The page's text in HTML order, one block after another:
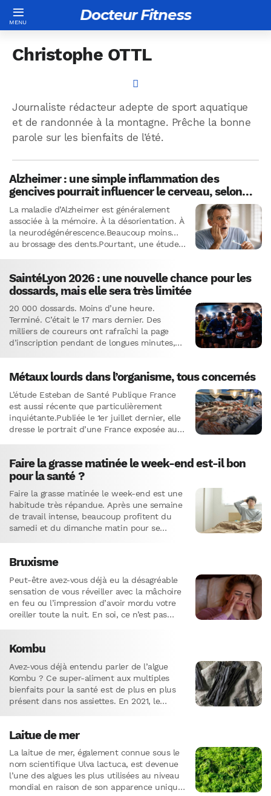
Docteur Fitness
Christophe OTTL
Journaliste rédacteur adepte de sport aquatique
et de randonnée à la montagne. Prêche la bonne
parole sur les bienfaits de l’été.
Alzheimer : une simple inflammation des
gencives pourrait influencer le cerveau, selon
une étude
La maladie d’Alzheimer est généralement
associée à la mémoire. À la désorientation. À
la neurodégénérescence.Beaucoup moins…
au brossage des dents.Pourtant, une étude
SaintéLyon 2026 : une nouvelle chance pour les
dossards, mais elle sera très limitée
20 000 dossards. Moins d’une heure.
Terminé. C’était le 17 mars dernier. Des
milliers de coureurs ont rafraîchi la page
d’inscription pendant de longues minutes,
Métaux lourds dans l’organisme, tous concernés
L’étude Esteban de Santé Publique France
est aussi récente que particulièrement
inquiétante.Publiée le 1er juillet dernier, elle
dresse le portrait d’une France exposée aux
Faire la grasse matinée le week-end est-il bon
pour la santé ?
Faire la grasse matinée le week-end est une
habitude très répandue. Après une semaine
de travail intense, beaucoup profitent du
samedi et du dimanche matin pour se
Bruxisme
Peut-être avez-vous déjà eu la désagréable
sensation de vous réveiller avec la mâchoire
en feu ou l’impression d’avoir mordu votre
oreiller toute la nuit. En soi, ce n’est pas
Kombu
Avez-vous déjà entendu parler de l’algue
Kombu ? Ce super-aliment aux multiples
bienfaits pour la santé est de plus en plus
présent dans nos assiettes. En 2021, le
Laitue de mer
La laitue de mer, également connue sous le
nom scientifique Ulva lactuca, est devenue
l’une des algues les plus utilisées au niveau
mondial en raison de son apparence unique